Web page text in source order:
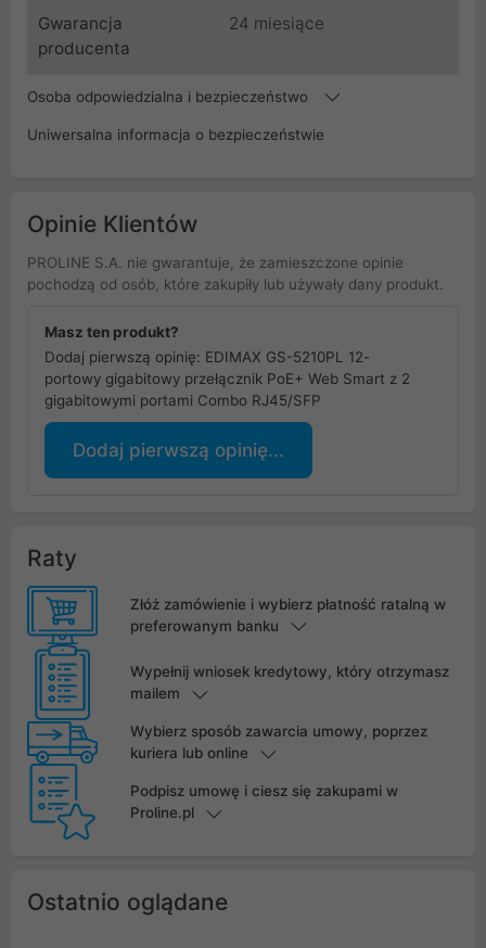
Gwarancja
producenta
24 miesiące
Osoba odpowiedzialna i bezpieczeństwo
Uniwersalna informacja o bezpieczeństwie
Opinie Klientów
PROLINE S.A. nie gwarantuje, że zamieszczone opinie
pochodzą od osób, które zakupiły lub używały dany produkt.
Masz ten produkt?
Dodaj pierwszą opinię: EDIMAX GS-5210PL 12-
portowy gigabitowy przełącznik PoE+ Web Smart z 2
gigabitowymi portami Combo RJ45/SFP
Dodaj pierwszą opinię...
Raty
Złóż zamówienie i wybierz płatność ratalną w
preferowanym banku
Wypełnij wniosek kredytowy, który otrzymasz
mailem
Wybierz sposób zawarcia umowy, poprzez
kuriera lub online
Podpisz umowę i ciesz się zakupami w
Proline.pl
Ostatnio oglądane